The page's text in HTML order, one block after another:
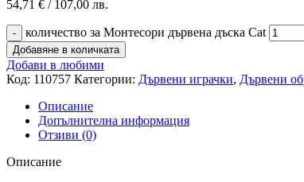
54,71 € / 107,00 лв.
количество за Монтесори дървена дъска Cat
Добавяне в количката
Добави в любими
Код: 110757 Категории: Дървени играчки, Дървени
Описание
Допълнителна информация
Отзиви (0)
Описание